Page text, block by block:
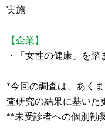
実施
【企業】
・「女性の健康」を
*今回の調査は、あく
査研究の結果に基いた
**未受診者への個別勧